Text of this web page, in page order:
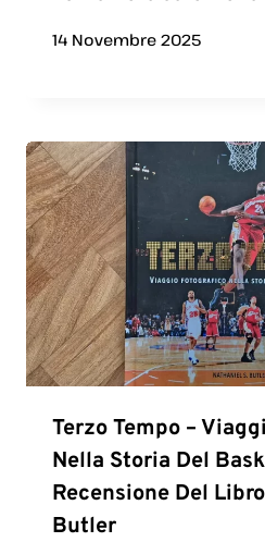
14 Novembre 2025
Terzo Tempo –
Nella Storia Del
Recensione Del
Butler